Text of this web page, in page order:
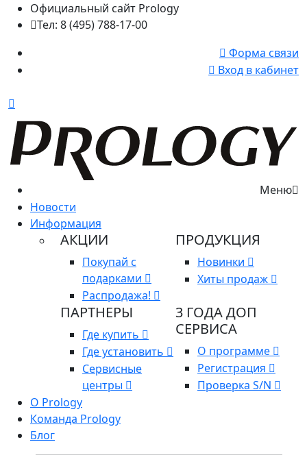
Официальный сайт Prology
Тел: 8 (495) 788-17-00
Форма связи
Вход в кабинет
Меню
Новости
Информация
АКЦИИ
Покупай с
подарками
Распродажа!
ПРОДУКЦИЯ
Новинки
Хиты продаж
ПАРТНЕРЫ
Где купить
Где установить
Сервисные
центры
3 ГОДА ДОП
СЕРВИСА
О программе
Регистрация
Проверка S/N
О Prology
Команда Prology
Блог